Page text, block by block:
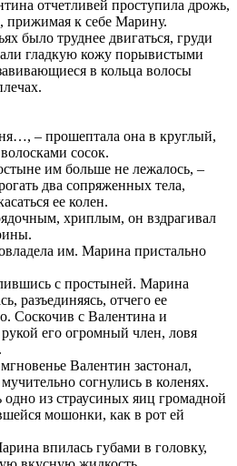
отчетливей проступила дрожь,
прижимая к себе Марину.
было труднее двигаться, груди
гладкую кожу порывистыми
в кольца волосы
– прошептала она в круглый,
сосок.
им больше не лежалось, –
два сопряженных тела,
ее колен.
хриплым, он вздрагивал
им. Марина пристально
с простыней. Марина
разъединяясь, отчего ее
Соскочив с Валентина и
его огромный член, ловя
Валентин застонал,
согнулись в коленях.
из страусиных яиц громадной
мошонки, как в рот ей
впилась губами в головку,